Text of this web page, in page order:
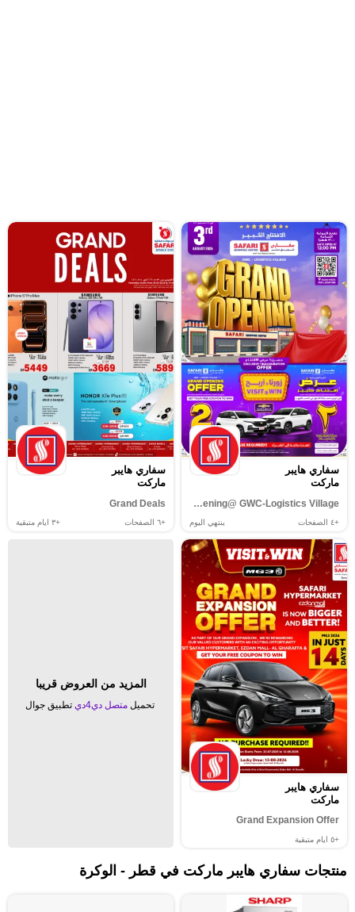
سفاري هايبر
ماركت
Grand Opening@ GWC-Logistics Village
+٤ الصفحات ينتهي اليوم
سفاري هايبر
ماركت
Grand Deals
+٦ الصفحات +٣ ايام متبقية
سفاري هايبر
ماركت
Grand Expansion Offer
+٥ ايام متبقية
المزيد من العروض قريبا
تحميل متصل دي4دي تطبيق جوال
منتجات سفاري هايبر ماركت في قطر - الوكرة